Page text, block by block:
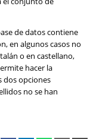
de datos contiene
en algunos casos no
o en castellano,
hacer la
dos opciones
no se han